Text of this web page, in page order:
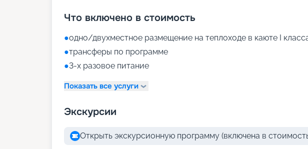
Что включено в стоимость
●одно/двухместное размещение на теплоходе в каюте I
●трансферы по программе
●3-х разовое питание
Показать все услуги
Экскурсии
Открыть экскурсионную программу (включена в